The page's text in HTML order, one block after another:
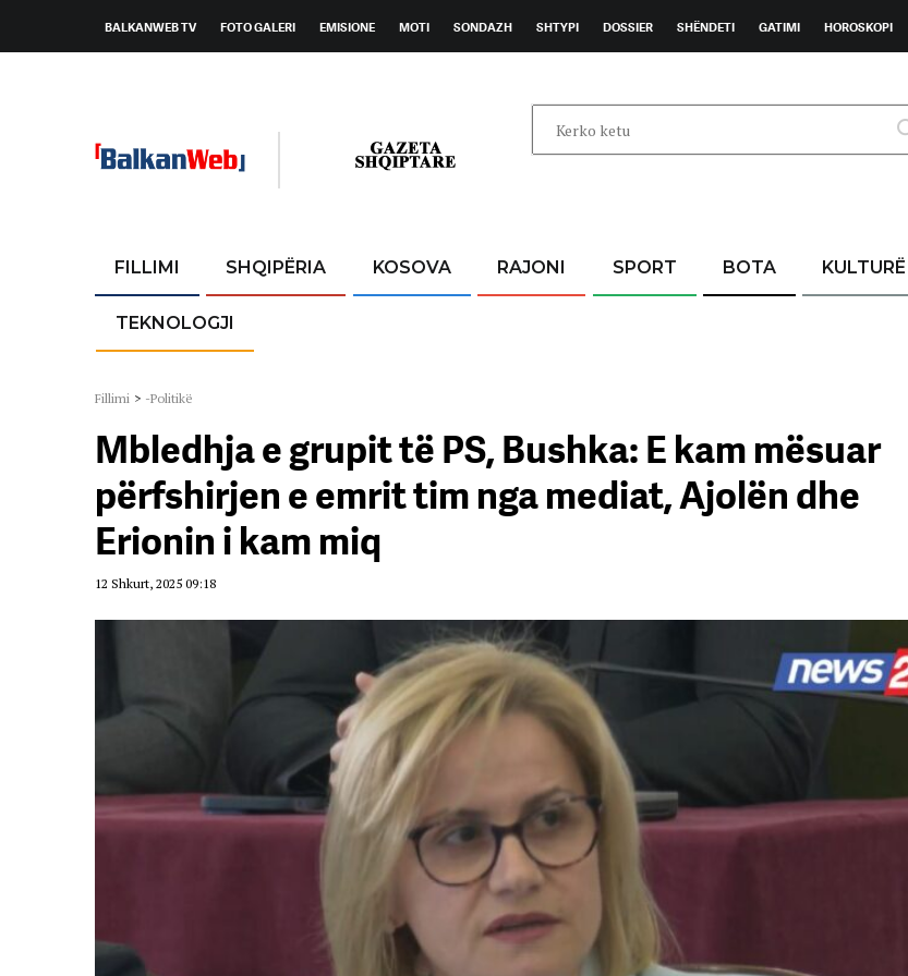
BALKANWEB TV FOTO GALERI EMISIONE MOTI SONDAZH SHTYPI DOSSIER SHËNDETI GATIMI HOROSKOPI
FILLIMI SHQIPËRIA KOSOVA RAJONI SPORT BOTA KULTURË
TEKNOLOGJI
Fillimi > -Politikë
Mbledhja e grupit të PS, Bushka: E kam mësuar
përfshirjen e emrit tim nga mediat, Ajolën dhe
Erionin i kam miq
12 Shkurt, 2025 09:18
thikë, kandidati demokrat
Kongres arrestohet pas
në plazh në Havai.
me tek goditje!
05 Gusht, 2026
meriton revolucion”,
shoqërojnë tubimin:
diktatura!
05 Gusht, 2026
marshimin